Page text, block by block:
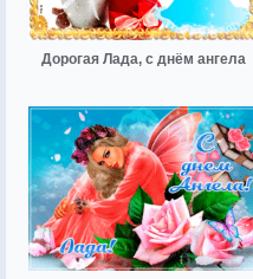
Дорогая Лада, с днём ангела